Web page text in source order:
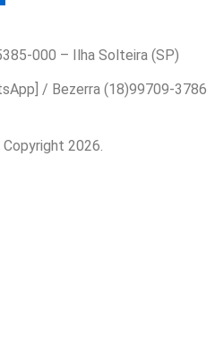
000 – Ilha Solteira (SP)
/ Bezerra (18)99709-3786
2026.